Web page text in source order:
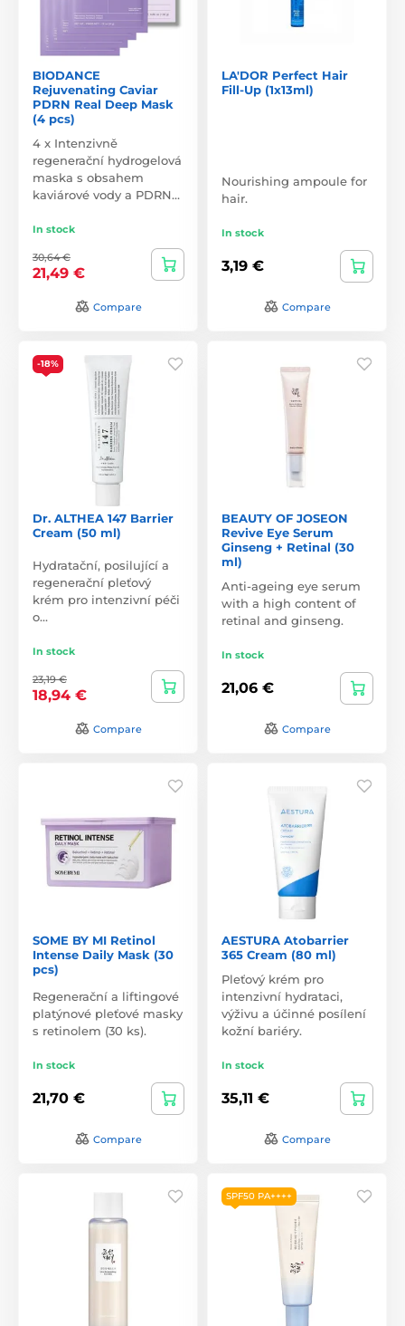
BIODANCE
Rejuvenating Caviar
PDRN Real Deep Mask
(4 pcs)
4 x Intenzivně
regenerační hydrogelová
maska s obsahem
kaviárové vody a PDRN…
In stock
30,64 €
21,49 €
Compare
LA'DOR Perfect Hair
Fill-Up (1x13ml)
Nourishing ampoule for
hair.
In stock
3,19 €
Compare
-18%
Dr. ALTHEA 147 Barrier
Cream (50 ml)
Hydratační, posilující a
regenerační pleťový
krém pro intenzivní péči
o…
In stock
23,19 €
18,94 €
Compare
BEAUTY OF JOSEON
Revive Eye Serum
Ginseng + Retinal (30
ml)
Anti-ageing eye serum
with a high content of
retinal and ginseng.
In stock
21,06 €
Compare
SOME BY MI Retinol
Intense Daily Mask (30
pcs)
Regenerační a liftingové
platýnové pleťové masky
s retinolem (30 ks).
In stock
21,70 €
Compare
AESTURA Atobarrier
365 Cream (80 ml)
Pleťový krém pro
intenzivní hydrataci,
výživu a účinné posílení
kožní bariéry.
In stock
35,11 €
Compare
SPF50 PA++++